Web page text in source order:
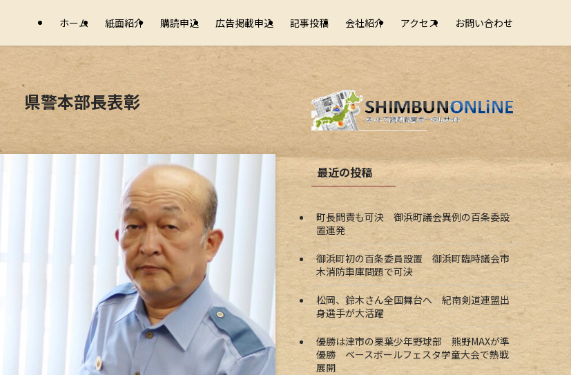
ホーム 紙面紹介 購読申込 広告掲載申込 記事投稿 会社紹介 アクセス お問い合わせ
県警本部長表彰
最近の投稿
町長問責も可決 御浜町議会異例の百条委設
置連発
御浜町初の百条委員設置 御浜町臨時議会市
木消防車庫問題で可決
松岡、鈴木さん全国舞台へ 紀南剣道連盟出
身選手が大活躍
優勝は津市の栗葉少年野球部 熊野MAXが準
優勝 ベースボールフェスタ学童大会で熱戦
展開